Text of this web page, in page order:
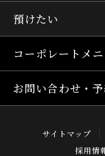
預けたい
コーポレートメ
お問い合わせ・
サイトマップ
採用情